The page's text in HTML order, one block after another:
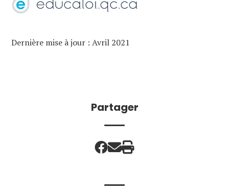
Dernière mise à jour : Avril 2021
Partager